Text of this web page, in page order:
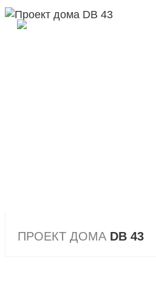
ПРОЕКТ ДОМА DB 43